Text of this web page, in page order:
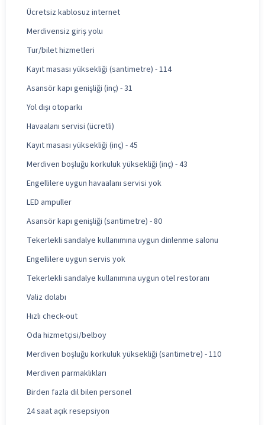
Ücretsiz kablosuz internet
Merdivensiz giriş yolu
Tur/bilet hizmetleri
Kayıt masası yüksekliği (santimetre) - 114
Asansör kapı genişliği (inç) - 31
Yol dışı otoparkı
Havaalanı servisi (ücretli)
Kayıt masası yüksekliği (inç) - 45
Merdiven boşluğu korkuluk yüksekliği (inç) - 43
Engellilere uygun havaalanı servisi yok
LED ampuller
Asansör kapı genişliği (santimetre) - 80
Tekerlekli sandalye kullanımına uygun dinlenme salonu
Engellilere uygun servis yok
Tekerlekli sandalye kullanımına uygun otel restoranı
Valiz dolabı
Hızlı check-out
Oda hizmetçisi/belboy
Merdiven boşluğu korkuluk yüksekliği (santimetre) - 110
Merdiven parmaklıkları
Birden fazla dil bilen personel
24 saat açık resepsiyon